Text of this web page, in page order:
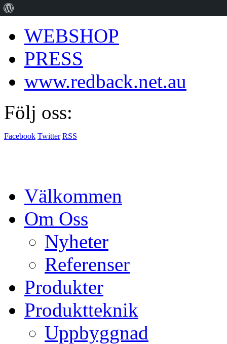
WEBSHOP
PRESS
www.redback.net.au
Följ oss:
Facebook Twitter RSS
Välkommen
Om Oss
Nyheter
Referenser
Produkter
Produktteknik
Uppbyggnad